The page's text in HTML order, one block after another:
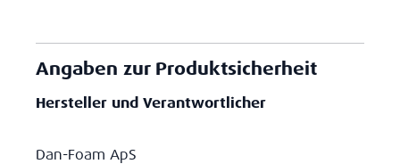
Angaben zur Produktsicherheit
Hersteller und Verantwortlicher
Dan-Foam ApS